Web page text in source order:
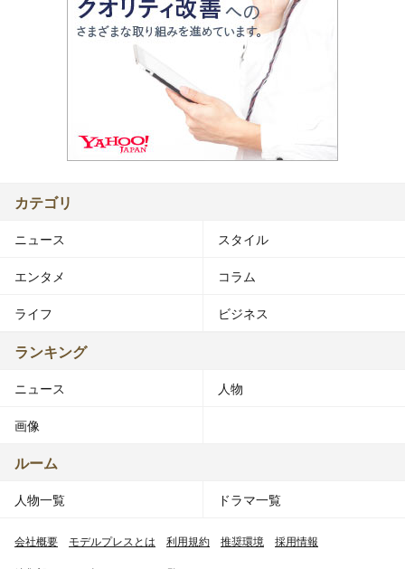
カテゴリ
ニュース スタイル
エンタメ コラム
ライフ ビジネス
ランキング
ニュース 人物
画像
ルーム
人物一覧 ドラマ一覧
会社概要 モデルプレスとは 利用規約 推奨環境 採用情報